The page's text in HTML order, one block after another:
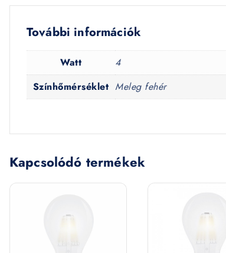
További információk
Watt
4
Színhőmérséklet Meleg fehér
Kapcsolódó termékek